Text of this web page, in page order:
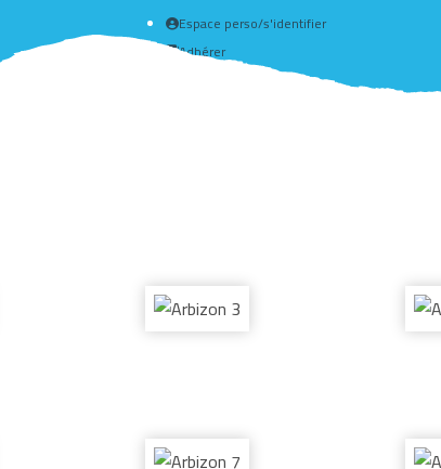
Espace perso/s'identifier
Adhérer
Créer un compte